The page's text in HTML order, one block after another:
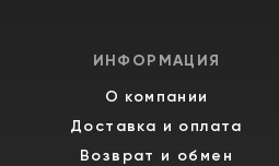
ИНФОРМАЦИЯ
О компании
Доставка и оплата
Возврат и обмен